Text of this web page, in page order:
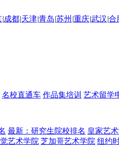
|成都|天津|青岛|苏州 |重庆|武汉 |合
名校直通车 作品集培训 艺术留学
最新：研究生院校排名 皇家艺
艺术学院 芝加哥艺术学院 纽约